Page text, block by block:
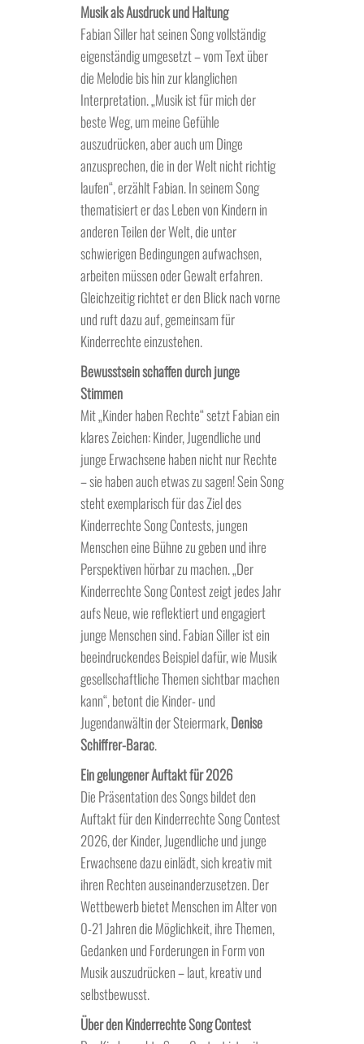
Musik als Ausdruck und Haltung
Fabian Siller hat seinen Song vollständig
eigenständig umgesetzt – vom Text über
die Melodie bis hin zur klanglichen
Interpretation. „Musik ist für mich der
beste Weg, um meine Gefühle
auszudrücken, aber auch um Dinge
anzusprechen, die in der Welt nicht richtig
laufen“, erzählt Fabian. In seinem Song
thematisiert er das Leben von Kindern in
anderen Teilen der Welt, die unter
schwierigen Bedingungen aufwachsen,
arbeiten müssen oder Gewalt erfahren.
Gleichzeitig richtet er den Blick nach vorne
und ruft dazu auf, gemeinsam für
Kinderrechte einzustehen.
Bewusstsein schaffen durch junge
Stimmen
Mit „Kinder haben Rechte“ setzt Fabian ein
klares Zeichen: Kinder, Jugendliche und
junge Erwachsene haben nicht nur Rechte
– sie haben auch etwas zu sagen! Sein Song
steht exemplarisch für das Ziel des
Kinderrechte Song Contests, jungen
Menschen eine Bühne zu geben und ihre
Perspektiven hörbar zu machen. „Der
Kinderrechte Song Contest zeigt jedes Jahr
aufs Neue, wie reflektiert und engagiert
junge Menschen sind. Fabian Siller ist ein
beeindruckendes Beispiel dafür, wie Musik
gesellschaftliche Themen sichtbar machen
kann“, betont die Kinder- und
Jugendanwältin der Steiermark,Denise
Schiffrer-Barac.
Ein gelungener Auftakt für 2026
Die Präsentation des Songs bildet den
Auftakt für den Kinderrechte Song Contest
2026, der Kinder, Jugendliche und junge
Erwachsene dazu einlädt, sich kreativ mit
ihren Rechten auseinanderzusetzen. Der
Wettbewerb bietet Menschen im Alter von
0-21 Jahren die Möglichkeit, ihre Themen,
Gedanken und Forderungen in Form von
Musik auszudrücken – laut, kreativ und
selbstbewusst.
Über den Kinderrechte Song Contest